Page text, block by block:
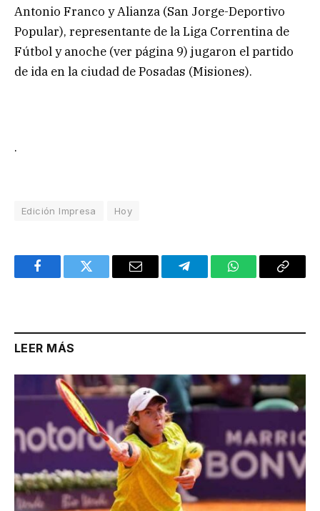
Antonio Franco y Alianza (San Jorge-Deportivo
Popular), representante de la Liga Correntina de
Fútbol y anoche (ver página 9) jugaron el partido
de ida en la ciudad de Posadas (Misiones).
.
Edición Impresa Hoy
FacebookTwitter Email TelegramWhatsAppCopy
LEER MÁS